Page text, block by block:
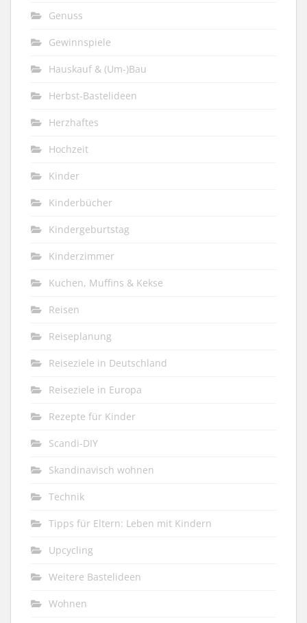
Genuss
Gewinnspiele
Hauskauf & (Um-)Bau
Herbst-Bastelideen
Herzhaftes
Hochzeit
Kinder
Kinderbücher
Kindergeburtstag
Kinderzimmer
Kuchen, Muffins & Kekse
Reisen
Reiseplanung
Reiseziele in Deutschland
Reiseziele in Europa
Rezepte für Kinder
Scandi-DIY
Skandinavisch wohnen
Technik
Tipps für Eltern: Leben mit Kindern
Upcycling
Weitere Bastelideen
Wohnen